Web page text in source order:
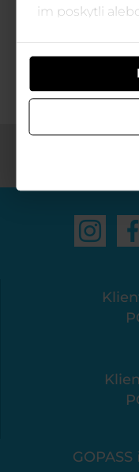
im poskytli
GOPASS